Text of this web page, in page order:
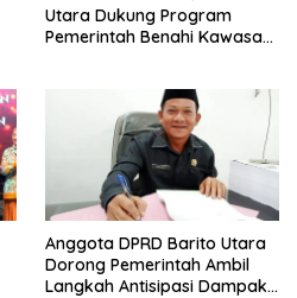
Utara Dukung Program
Pemerintah Benahi Kawasan
Anggota DPRD Barito Utara
Dorong Pemerintah Ambil
Langkah Antisipasi Dampak